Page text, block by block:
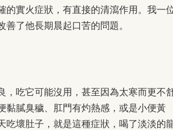
的實火症狀，有直接的清瀉作用。我一
了他長期晨起口苦的問題。
，吃它可能沒用，甚至因為太寒而更不
黏膩臭穢、肛門有灼熱感，或是小便黃
吃壞肚子，就是這種症狀，喝了淡淡的